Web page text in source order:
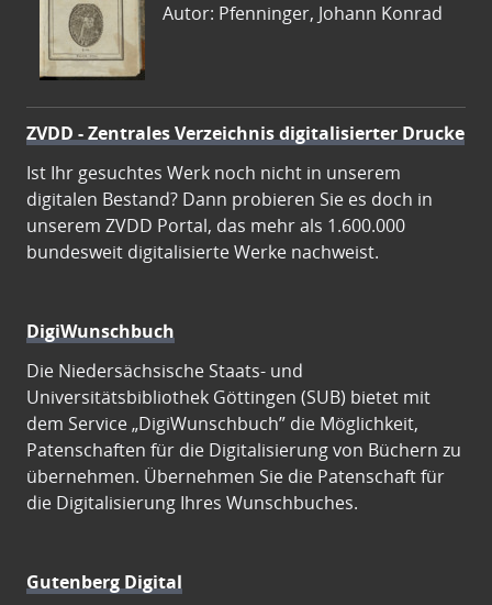
Autor: Pfenninger, Johann Konrad
ZVDD - Zentrales Verzeichnis digitalisierter Drucke
Ist Ihr gesuchtes Werk noch nicht in unserem
digitalen Bestand? Dann probieren Sie es doch in
unserem ZVDD Portal, das mehr als 1.600.000
bundesweit digitalisierte Werke nachweist.
DigiWunschbuch
Die Niedersächsische Staats- und
Universitätsbibliothek Göttingen (SUB) bietet mit
dem Service „DigiWunschbuch” die Möglichkeit,
Patenschaften für die Digitalisierung von Büchern zu
übernehmen. Übernehmen Sie die Patenschaft für
die Digitalisierung Ihres Wunschbuches.
Gutenberg Digital